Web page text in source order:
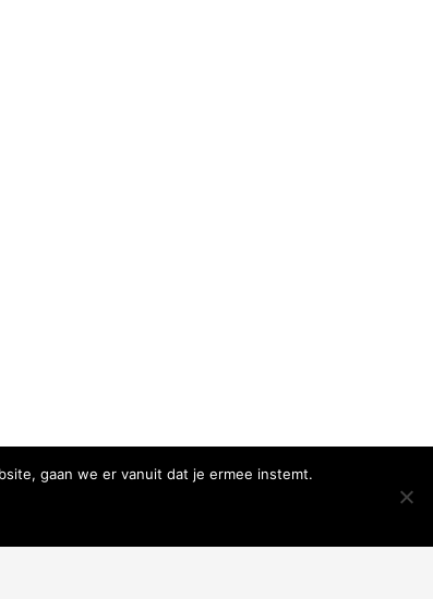
gaan we er vanuit dat je ermee instemt.